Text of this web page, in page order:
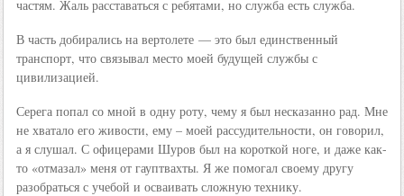
частям. Жаль расставаться с ребятами, но служба есть служба.
В часть добирались на вертолете — это был единственный
транспорт, что связывал место моей будущей службы с
цивилизацией.
Серега попал со мной в одну роту, чему я был несказанно рад. Мне
не хватало его живости, ему – моей рассудительности, он говорил,
а я слушал. С офицерами Шуров был на короткой ноге, и даже как-
то «отмазал» меня от гауптвахты. Я же помогал своему другу
разобраться с учебой и осваивать сложную технику.